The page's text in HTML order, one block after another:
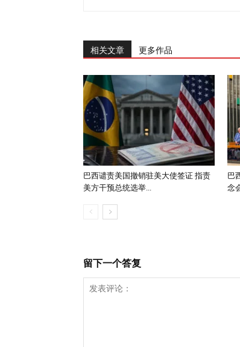
相关文章 更多作品
巴西谴责美国撤销驻美大使签证 指责
美方干预总统选举...
巴
念
留下一个答复